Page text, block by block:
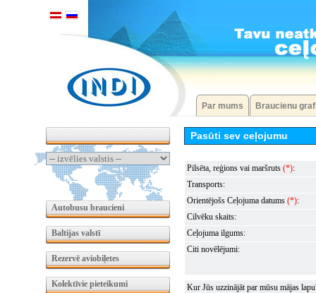
Par mums Braucienu
Autobusu braucieni
Baltijas valstī
Rezervē aviobiļetes
Kolektīvie pieteikumi
Pasūti sev ceļojumu
Pilsēta, reģions vai maršruts (*):
Transports:
Orientējošs Ceļojuma datums (*):
Cilvēku skaits:
Ceļojuma ilgums:
Citi novēlējumi:
Kur Jūs uzzinājāt par mūsu mājas